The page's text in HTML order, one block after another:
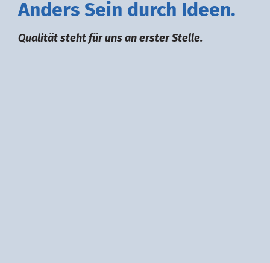
Anders Sein durch deen.
Qualität steht für uns an erster Stelle.